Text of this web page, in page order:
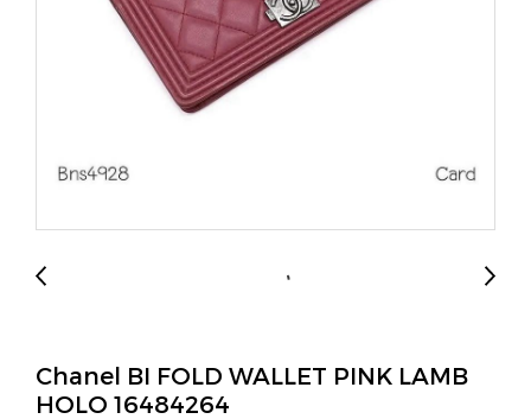
Chanel BI FOLD WALLET PINK LAMB
HOLO 16484264